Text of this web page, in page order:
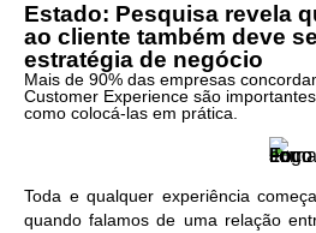
Estado: Pesquisa revela
ao cliente também deve
estratégia de negócio
Mais de 90% das empresas
Customer Experience são
como colocá-las em prática.
Toda e qualquer experiência
quando falamos de uma relação